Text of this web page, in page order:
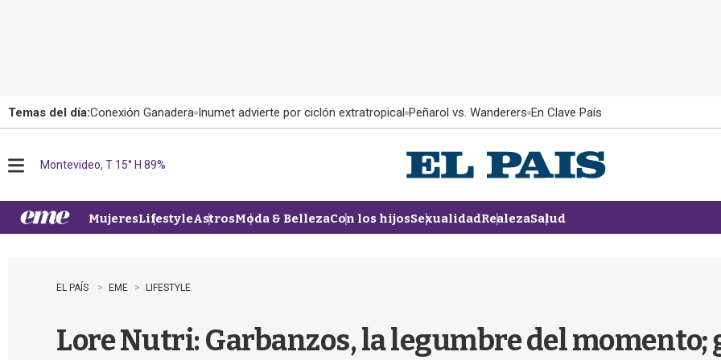
Temas del día:Conexión Ganadera Inumet advierte por ciclón extratropical Peñarol vs. Wanderers En Clave País
u
Montevideo, T 15° H 89%
MujeresLifestyleAstrosModa & BellezaCon los hijosSexualidadRealezaSalud
EL PAÍS EME LIFESTYLE
Lore Nutri: Garbanzos, la legumbre del momento;